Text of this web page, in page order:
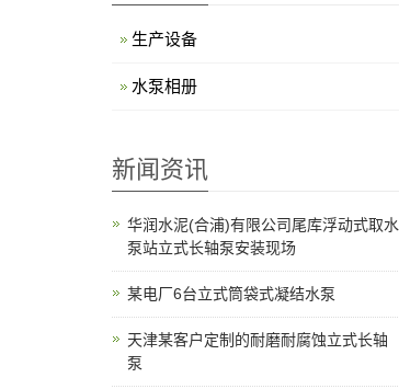
生产设备
水泵相册
新闻资讯
华润水泥(合浦)有限公司尾库浮动式取水
泵站立式长轴泵安装现场
某电厂6台立式筒袋式凝结水泵
天津某客户定制的耐磨耐腐蚀立式长轴
泵